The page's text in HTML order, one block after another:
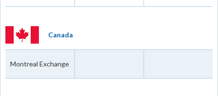
Canada
Montreal Exchange